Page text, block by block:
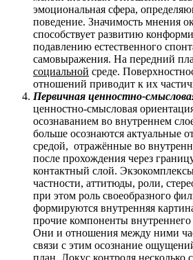
эмоциональная сфера,
поведение. Значимость мнения
способствует развитию
подавлению естественного
самовыражения. На передний
социальной среде.
отношений приводит к их
Первичная ценностно-
ценностно-смысловая
осознаванием во внутреннем
больше осознаются актуальные
средой, отражённые во
после прохождения через
контактный слой.
частности, аттитюды, роли,
при этом роль своеобразного
формируются внутренняя
прочие компоненты внутреннего
Они и отношения между ними
связи с этим осознание
план. Локус контроля несколько